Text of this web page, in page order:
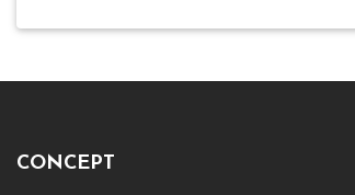
CONCEPT